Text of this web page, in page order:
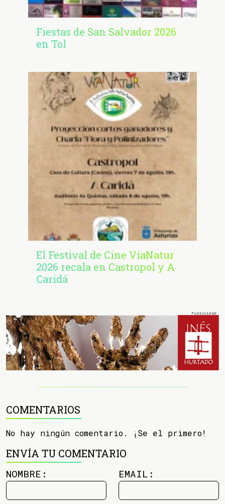
Fiestas de San Salvador 2026
en Tol
El Festival de Cine VíaNatur
2026 recala en Castropol y A
Caridá
COMENTARIOS
No hay ningún comentario. ¡Se el primero!
ENVÍA TU COMENTARIO
NOMBRE: EMAIL: